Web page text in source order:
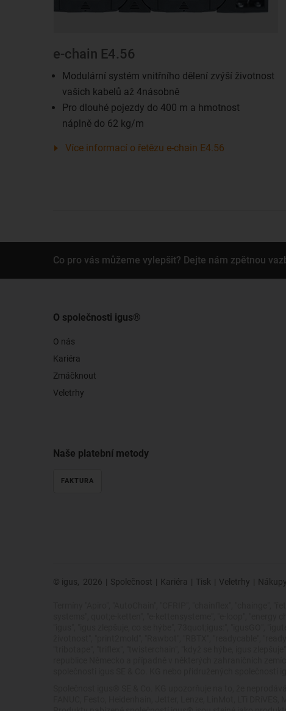
e-chain E4.56
Modulární systém vnitřního dělení zvýší životnost
vašich kabelů až 4násobně
Pro dlouhé pojezdy do 400 m a hmotnost
náplně do 62 kg/m
Více informací o řetězu e-chain E4.56
Co pro vás můžeme vylepšit? Dejte nám zpětnou
O společnosti igus®
O nás
Kariéra
Zmáčknout
Veletrhy
Naše platební metody
FAKTURA
© igus, 2026 | Společnost | Kariéra | Tisk | Veletrhy | Nákupy